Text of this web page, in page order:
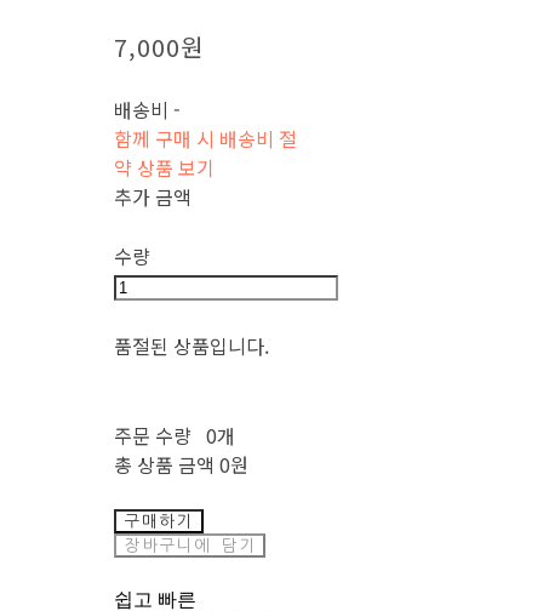
7,000원
배송비-
함께 구매 시 배송비 절
약 상품 보기
추가 금액
수량
품절된 상품입니다.
주문 수량 0개
총 상품 금액 0원
구매하기
장바구니에 담기
쉽고 빠른